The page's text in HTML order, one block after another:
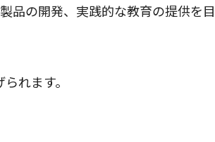
の開発、実践的な教育の提供を目
れます。